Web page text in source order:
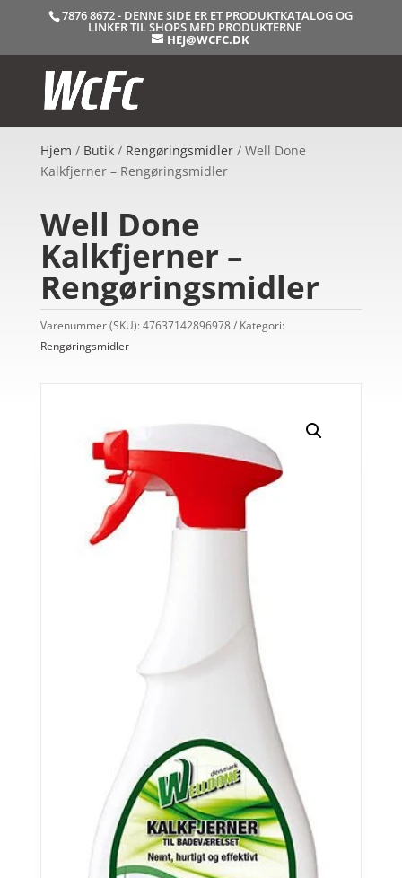
7876 8672 - DENNE SIDE ER ET PRODUKTKATALOG OG
LINKER TIL SHOPS MED PRODUKTERNE
HEJ@WCFC.DK
Hjem / Butik/ Rengøringsmidler/ Well Done
Kalkfjerner – Rengøringsmidler
Well Done
Kalkfjerner –
Rengøringsmidler
Varenummer (SKU):47637142896978
Kategori:
Rengøringsmidler